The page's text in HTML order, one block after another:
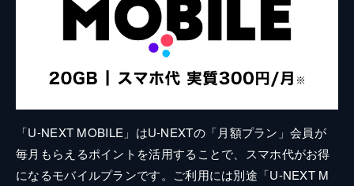
「U-NEXT MOBILE」はU-NEXTの「月額プラン」会員が
毎月もらえるポイントを活用することで、スマホ代がお得
になるモバイルプランです。ご利用には別途「U-NEXT M